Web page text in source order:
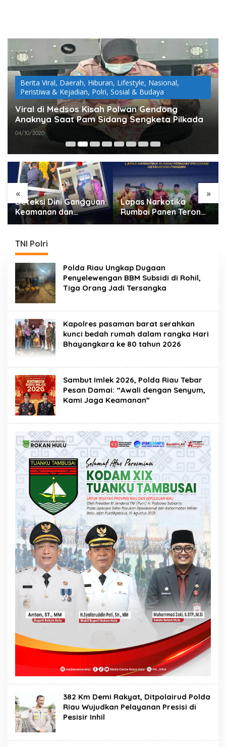
Berita Viral, Daerah, Hiburan, Lifestyle, Nasional,
Peristiwa & Kejadian, Polri, Sosial & Budaya
Viral di Medsos Kisah Polwan Gendong
Anaknya Saat Pam Sidang Sengketa Pilkada
04/10/2020
« »
Deteksi Dini Gangguan
Keamanan dan
Ketertiban, Lapas
Gelar Razia Rutin Blok
Hunian
Lapas Narkotika
Rumbai Panen Terong,
Wujud Nyata Dukung
TNI Polri
Polda Riau Ungkap Dugaan
Penyelewengan BBM Subsidi di Rohil,
Tiga Orang Jadi Tersangka
Kapolres pasaman barat serahkan
kunci bedah rumah dalam rangka Hari
Bhayangkara ke 80 tahun 2026
Sambut Imlek 2026, Polda Riau Tebar
Pesan Damai: “Awali dengan Senyum,
Kami Jaga Keamanan”
382 Km Demi Rakyat, Ditpolairud Polda
Riau Wujudkan Pelayanan Presisi di
Pesisir Inhil